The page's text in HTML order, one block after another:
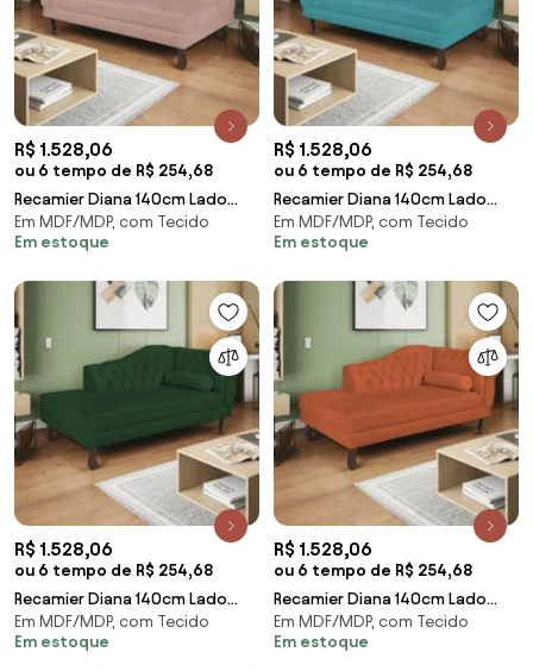
R$ 1.528,06
ou 6 tempo de R$ 254,68
Recamier Diana 140cm Lado
Direito Suede Rosê - ADJ Decor
Em MDF/MDP, com Tecido
Em estoque
R$ 1.528,06
ou 6 tempo de R$ 254,68
Recamier Diana 140cm Lado
Direito Suede Azul Turquesa -
ADJ Decor
Em MDF/MDP, com Tecido
Em estoque
R$ 1.528,06
ou 6 tempo de R$ 254,68
Recamier Diana 140cm Lado
Esquerdo Suede Verde - ADJ
Decor
Em MDF/MDP, com Tecido
Em estoque
R$ 1.528,06
ou 6 tempo de R$ 254,68
Recamier Diana 140cm Lado
Esquerdo Suede Terracota -
ADJ Decor
Em MDF/MDP, com Tecido
Em estoque